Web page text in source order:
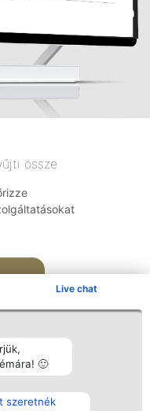
Live chat
🙂
szeretnék
össze
Elérhetőség
Elérhetőség